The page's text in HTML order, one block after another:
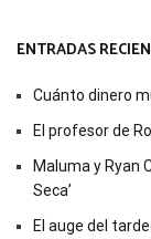
ENTRADAS
Cuánto dinero
El profesor de
Maluma y Ryan
Seca’
El auge del